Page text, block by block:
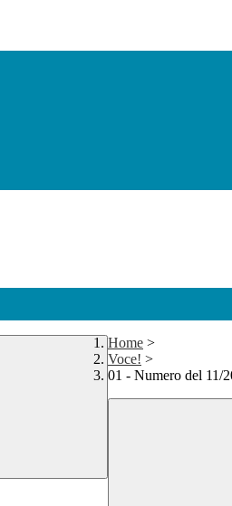
Home >
Voce! >
01 - Numero del 11/